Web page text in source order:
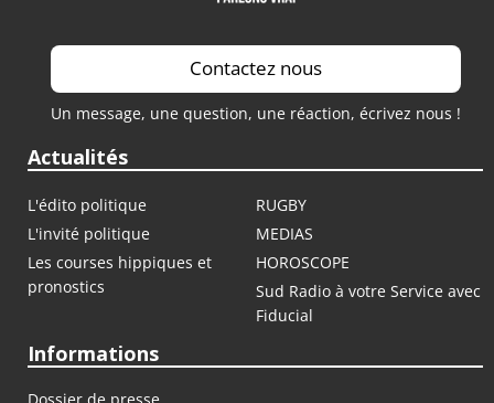
Contactez nous
Un message, une question, une réaction, écrivez nous !
Actualités
L'édito politique
RUGBY
L'invité politique
MEDIAS
Les courses hippiques et
pronostics
HOROSCOPE
Sud Radio à votre Service avec
Fiducial
Informations